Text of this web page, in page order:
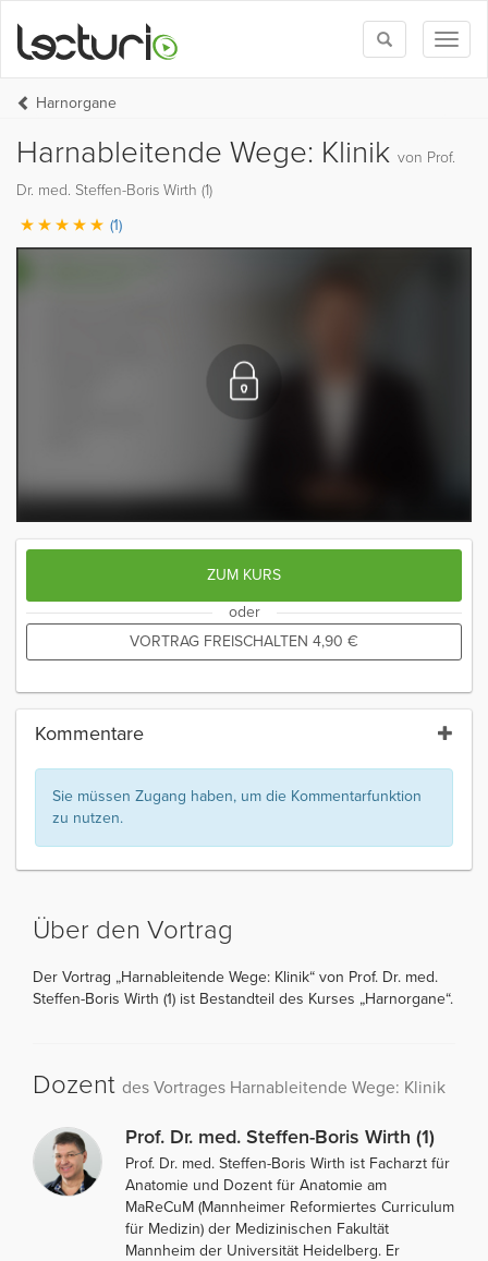
Toggle
search
Harnorgane
Harnableitende Wege: Klinik von Prof.
Dr. med. Steffen-Boris Wirth (1)
(1)
ZUM KURS
oder
VORTRAG FREISCHALTEN 4,90 €
Kommentare
Sie müssen Zugang haben, um die Kommentarfunktion
zu nutzen.
Über den Vortrag
Der Vortrag „Harnableitende Wege: Klinik“ von Prof. Dr. med.
Steffen-Boris Wirth (1) ist Bestandteil des Kurses „Harnorgane“.
Dozent des Vortrages Harnableitende Wege: Klinik
Prof. Dr. med. Steffen-Boris Wirth (1)
Prof. Dr. med. Steffen-Boris Wirth ist Facharzt für
Anatomie und Dozent für Anatomie am
MaReCuM (Mannheimer Reformiertes Curriculum
für Medizin) der Medizinischen Fakultät
Mannheim der Universität Heidelberg. Er